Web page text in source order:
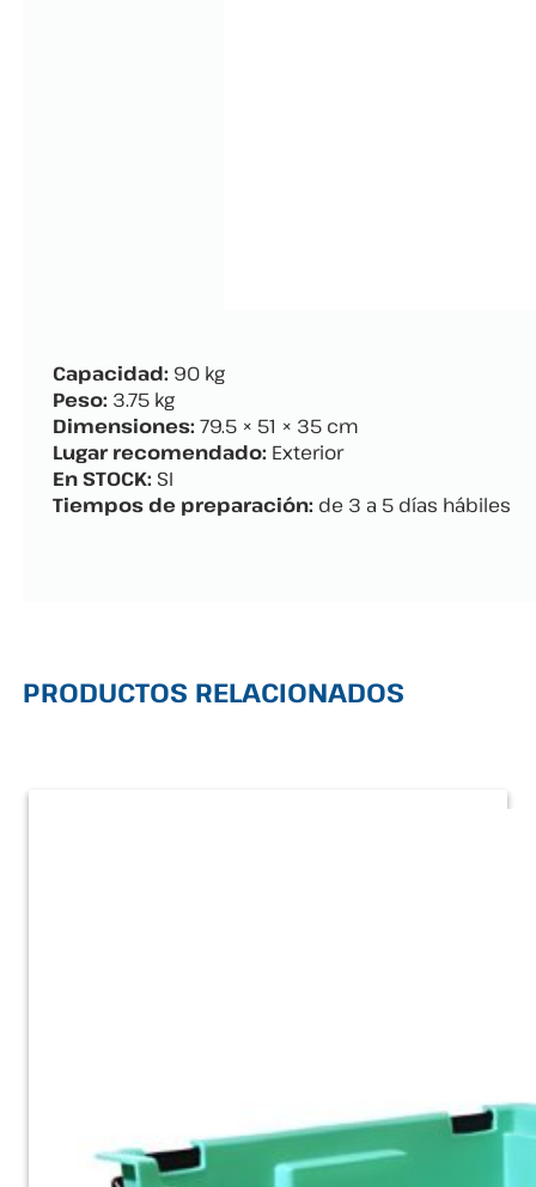
Capacidad: 90 kg
Peso: 3.75 kg
Dimensiones: 79.5 × 51 × 35 cm
Lugar recomendado: Exterior
En STOCK: SI
Tiempos de preparación: de 3 a 5 días hábiles
PRODUCTOS RELACIONADOS